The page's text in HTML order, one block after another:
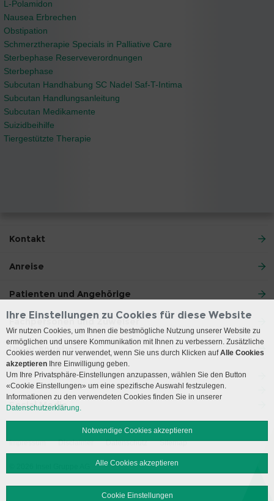
L-Polamidon
Nausea Erbrechen
Obstipation
Schmerztherapie Specials in Palliative Care
Sterbephase Reserveverordnungen
Sterbephase
Subcutan Handhabung SC Nadel Saf-T-Intima
Subcutan Handlungsanleitung
Subcutan Medikamente
Suizidbeihilfe
Tiergestützte Therapie
Kontakt
Anreise
Patienten und Angehörige
Fachpersonen und Zuweiser
Unser Angebot
Social Media
Impressum Disclaimer Datenschutz Sitemap
Ihre Einstellungen zu Cookies für diese Website
Wir nutzen Cookies, um Ihnen die bestmögliche Nutzung unserer Website zu
ermöglichen und unsere Kommunikation mit Ihnen zu verbessern. Zusätzliche
Cookies werden nur verwendet, wenn Sie uns durch Klicken aufAlle Cookies
akzeptieren Ihre Einwilligung geben.
Um Ihre Privatsphäre-Einstellungen anzupassen, wählen Sie den Button
«Cookie Einstellungen» um eine spezifische Auswahl festzulegen.
Informationen zu den verwendeten Cookies finden Sie in unserer
Datenschutzerklärung.
Notwendige Cookies akzeptieren
Alle Cookies akzeptieren
Cookie Einstellungen